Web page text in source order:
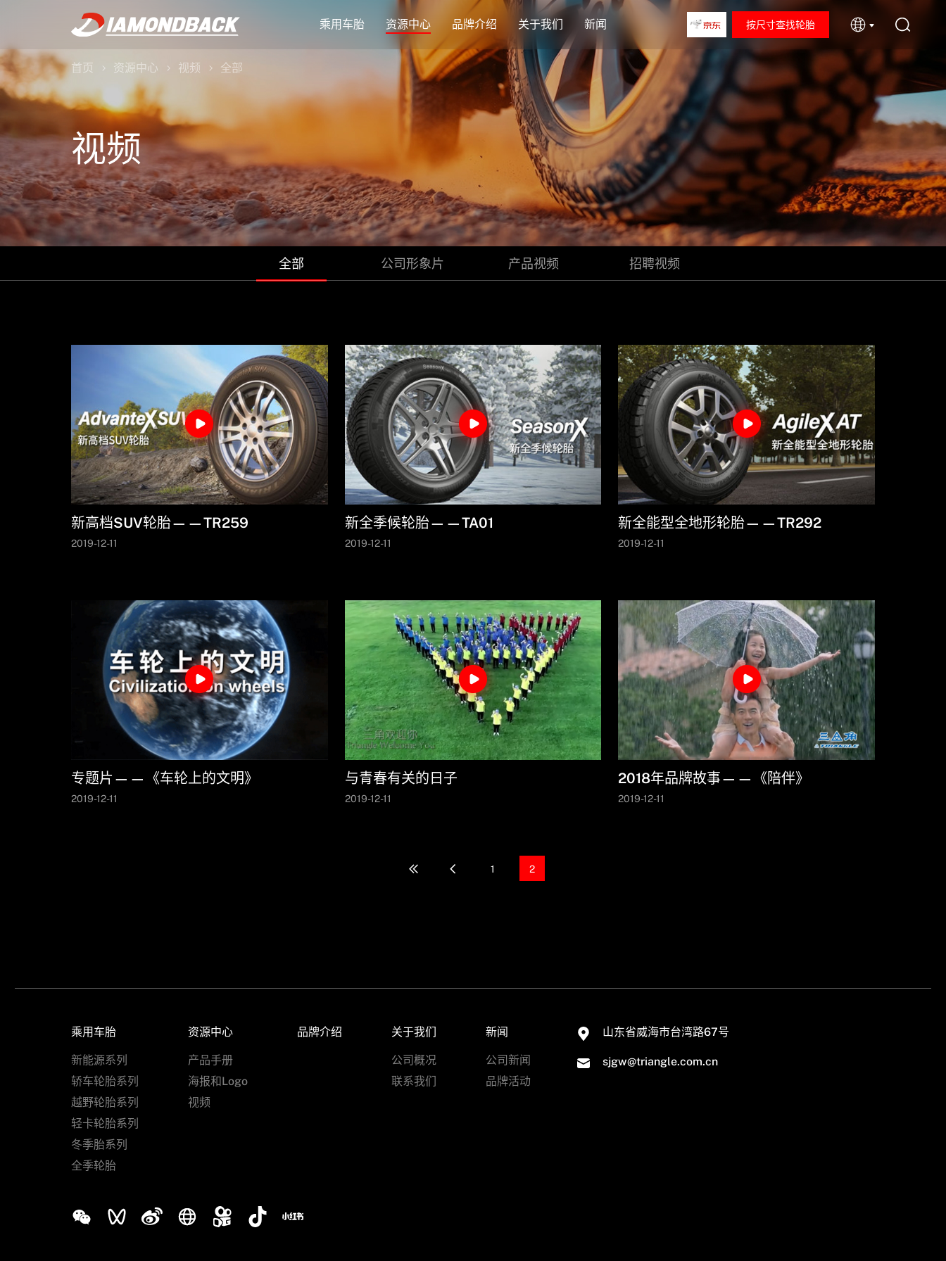
乘用车胎 资源中心 品牌介绍 关于我们 新闻 按尺寸查找轮胎
视频
首页 资源中心 视频 全部
全部 公司形象片 产品视频 招聘视频
新高档SUV轮胎——TR259
2019-12-11
新全季候轮胎——TA01
2019-12-11
新全能型全地形轮胎——TR292
2019-12-11
专题片——《车轮上的文明》
2019-12-11
与青春有关的日子
2019-12-11
2018年品牌故事——《陪伴》
2019-12-11
1 2
乘用车胎
新能源系列
轿车轮胎系列
越野轮胎系列
轻卡轮胎系列
冬季胎系列
全季轮胎
资源中心
产品手册
海报和Logo
视频
品牌介绍 关于我们
公司概况
联系我们
新闻
公司新闻
品牌活动
山东省威海市台湾路67号
sjgw@triangle.com.cn